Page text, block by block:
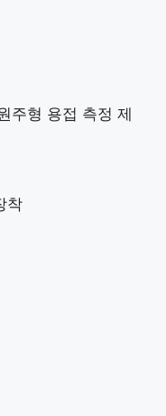
주형 용접 측정 제
착